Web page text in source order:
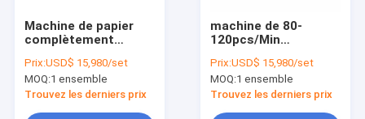
Nouvelles
Machine de papier
complètement
de boîte de repas
d'ODM par minute
Prix:USD$ 15,980/set
MOQ:1 ensemble
Trouvez les derniers prix
machine de 80-
120pcs/Min
Lunch Box pour la
boîte à hamburger
Prix:USD$ 15,980/set
MOQ:1 ensemble
Trouvez les derniers prix